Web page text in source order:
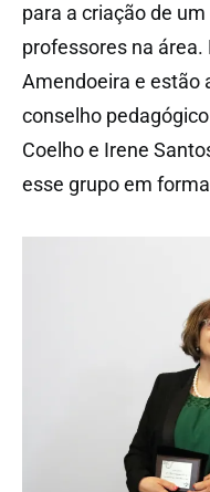
para a criação de
professores na
Amendoeira e estão
conselho
Coelho e Irene
esse grupo em